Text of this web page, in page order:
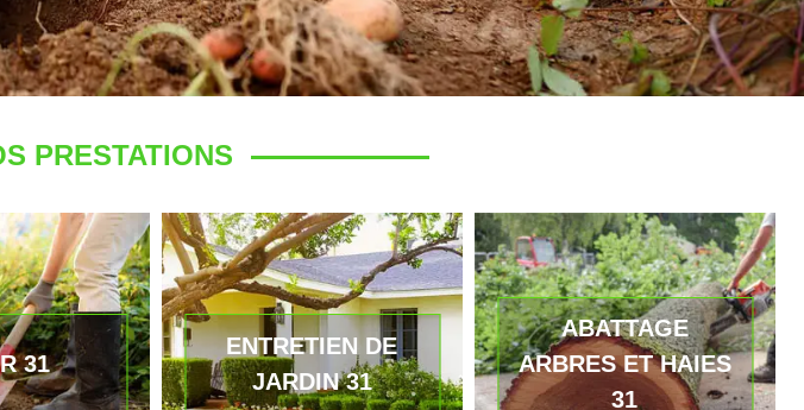
PRESTATIONS
31
ENTRETIEN DE
JARDIN 31
ABATTAGE
ARBRES ET HAIES
31